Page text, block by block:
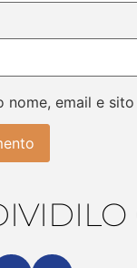
nome, email e